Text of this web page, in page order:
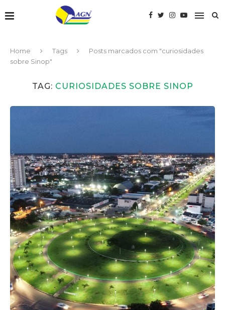
Home Tags
Posts marcados com "curiosidades
sobre Sinop"
TAG: CURIOSIDADES SOBRE SINOP